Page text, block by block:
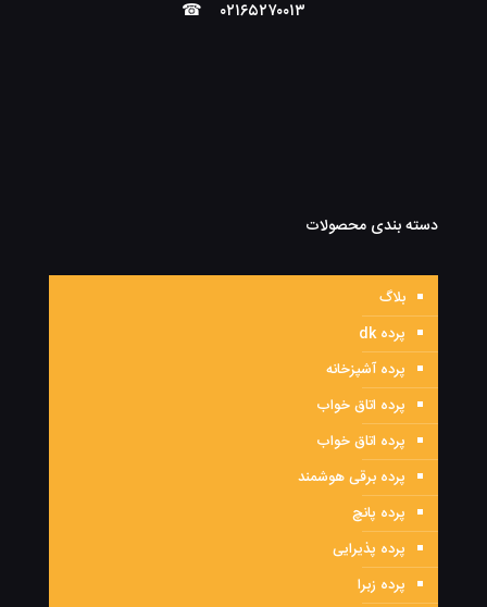
۰۲۱۶۵۲۷۰۰۱۳ ☎
دسته بندی محصولات
بلاگ
پرده dk
پرده آشپزخانه
پرده اتاق خواب
پرده اتاق خواب
پرده برقی هوشمند
پرده پانچ
پرده پذیرایی
پرده زبرا